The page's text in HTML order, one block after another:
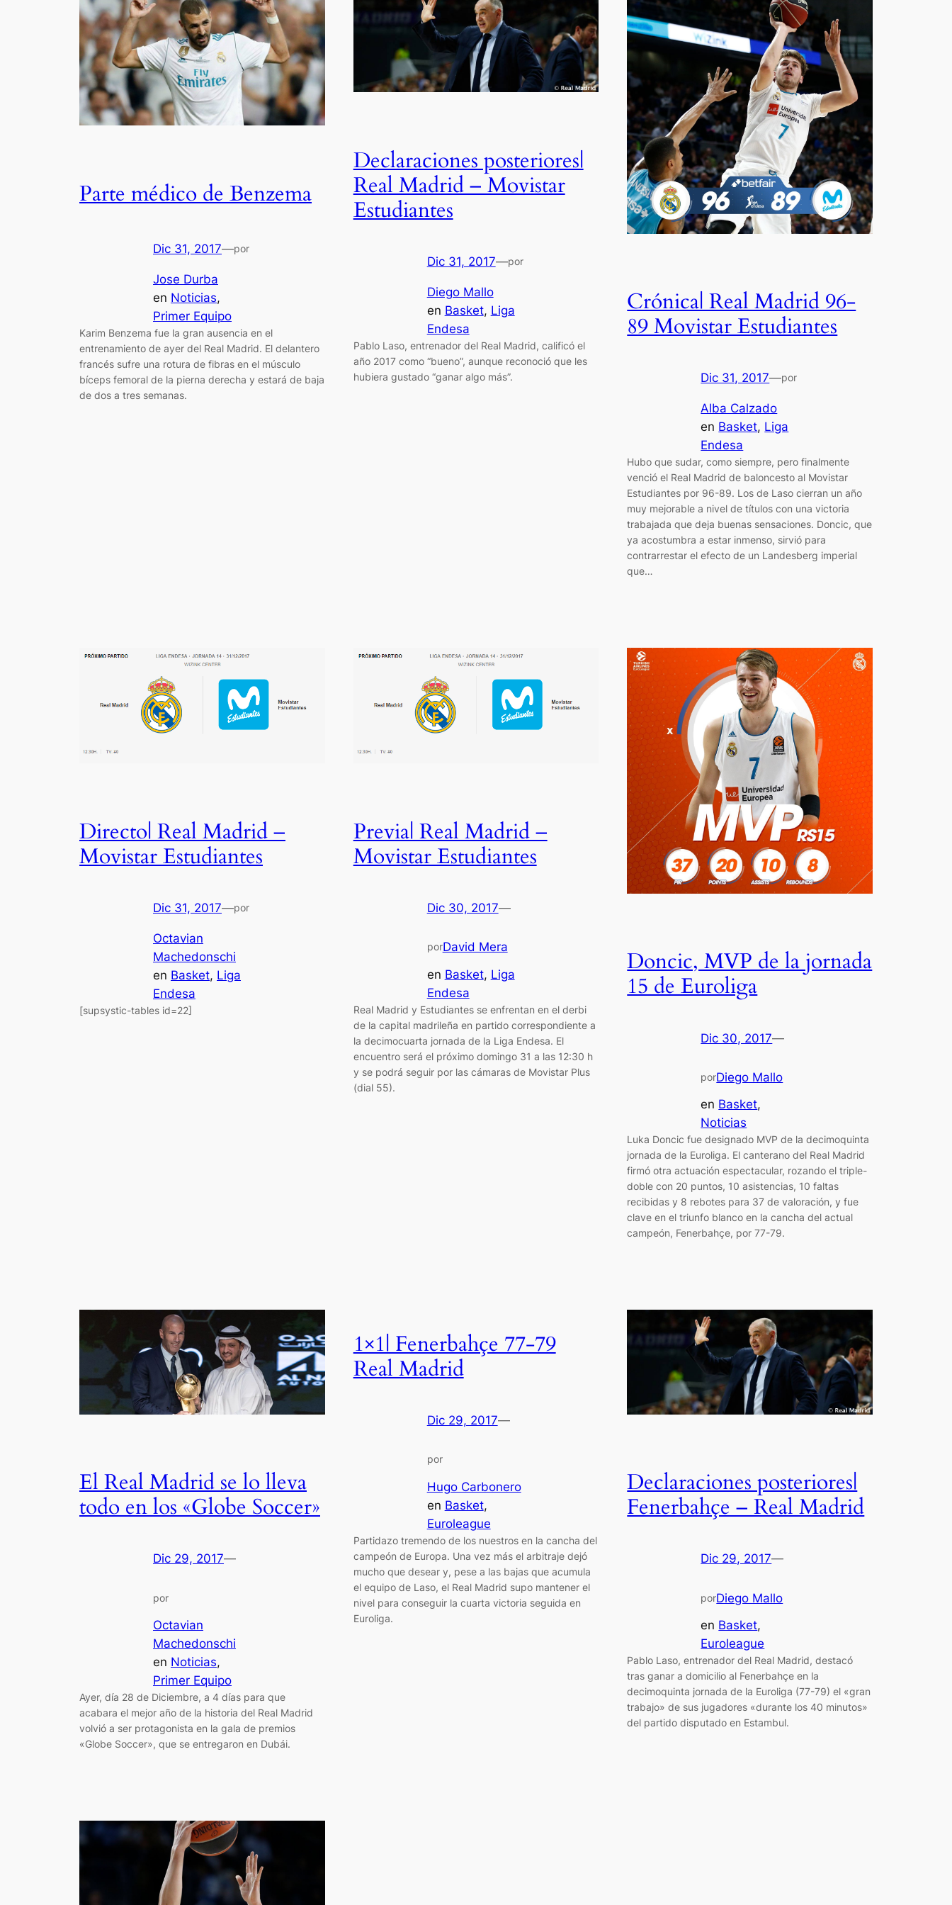
Parte médico de Benzema
Dic 31, 2017—por
Jose Durba
en Noticias
Primer Equipo
Karim Benzema fue la gran ausencia en el
entrenamiento de ayer del Real Madrid. El delantero
francés sufre una rotura de fibras en el músculo
bíceps femoral de la pierna derecha y estará de baja
de dos a tres semanas.
Declaraciones posteriores|
Real Madrid – Movistar
Estudiantes
Dic 31, 2017—por
Diego Mallo
en Basket, Liga
Endesa
Pablo Laso, entrenador del Real Madrid, calificó el
año 2017 como “bueno”, aunque reconoció que les
hubiera gustado “ganar algo más”.
Crónica| Real Madrid 96-
89 Movistar Estudiantes
Dic 31, 2017—por
Alba Calzado
en Basket, Liga
Endesa
Hubo que sudar, como siempre, pero finalmente
venció el Real Madrid de baloncesto al Movistar
Estudiantes por 96-89. Los de Laso cierran un año
muy mejorable a nivel de títulos con una victoria
trabajada que deja buenas sensaciones. Doncic, que
ya acostumbra a estar inmenso, sirvió para
contrarrestar el efecto de un Landesberg imperial
que…
Directo| Real Madrid –
Movistar Estudiantes
Dic 31, 2017—por
Octavian
Machedonschi
en Basket, Liga
Endesa
[supsystic-tables id=22]
Previa| Real Madrid –
Movistar Estudiantes
Dic 30, 2017—
porDavid Mera
en Basket, Liga
Endesa
Real Madrid y Estudiantes se enfrentan en el derbi
de la capital madrileña en partido correspondiente a
la decimocuarta jornada de la Liga Endesa. El
encuentro será el próximo domingo 31 a las 12:30 h
y se podrá seguir por las cámaras de Movistar Plus
(dial 55).
Doncic, MVP de la jornada
15 de Euroliga
Dic 30, 2017—
porDiego Mallo
en Basket
Noticias
Luka Doncic fue designado MVP de la decimoquinta
jornada de la Euroliga. El canterano del Real Madrid
firmó otra actuación espectacular, rozando el triple-
doble con 20 puntos, 10 asistencias, 10 faltas
recibidas y 8 rebotes para 37 de valoración, y fue
clave en el triunfo blanco en la cancha del actual
campeón, Fenerbahçe, por 77-79.
El Real Madrid se lo lleva
todo en los «Globe Soccer»
Dic 29, 2017—
por
Octavian
Machedonschi
en Noticias
Primer Equipo
Ayer, día 28 de Diciembre, a 4 días para que
acabara el mejor año de la historia del Real Madrid
volvió a ser protagonista en la gala de premios
«Globe Soccer», que se entregaron en Dubái.
1×1| Fenerbahçe 77-79
Real Madrid
Dic 29, 2017—
por
Hugo Carbonero
en Basket
Euroleague
Partidazo tremendo de los nuestros en la cancha del
campeón de Europa. Una vez más el arbitraje dejó
mucho que desear y, pese a las bajas que acumula
el equipo de Laso, el Real Madrid supo mantener el
nivel para conseguir la cuarta victoria seguida en
Euroliga.
Declaraciones posteriores|
Fenerbahçe – Real Madrid
Dic 29, 2017—
porDiego Mallo
en Basket
Euroleague
Pablo Laso, entrenador del Real Madrid, destacó
tras ganar a domicilio al Fenerbahçe en la
decimoquinta jornada de la Euroliga (77-79) el «gran
trabajo» de sus jugadores «durante los 40 minutos»
del partido disputado en Estambul.